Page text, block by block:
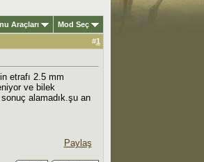
Araçları
Mod Seç
#1
etrafı 2.5 mm
ve bilek
alamadık.şu an
Paylaş